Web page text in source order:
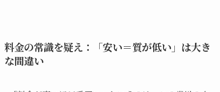
料金の常識を疑え：「安い＝質が低い」は大き
な間違い